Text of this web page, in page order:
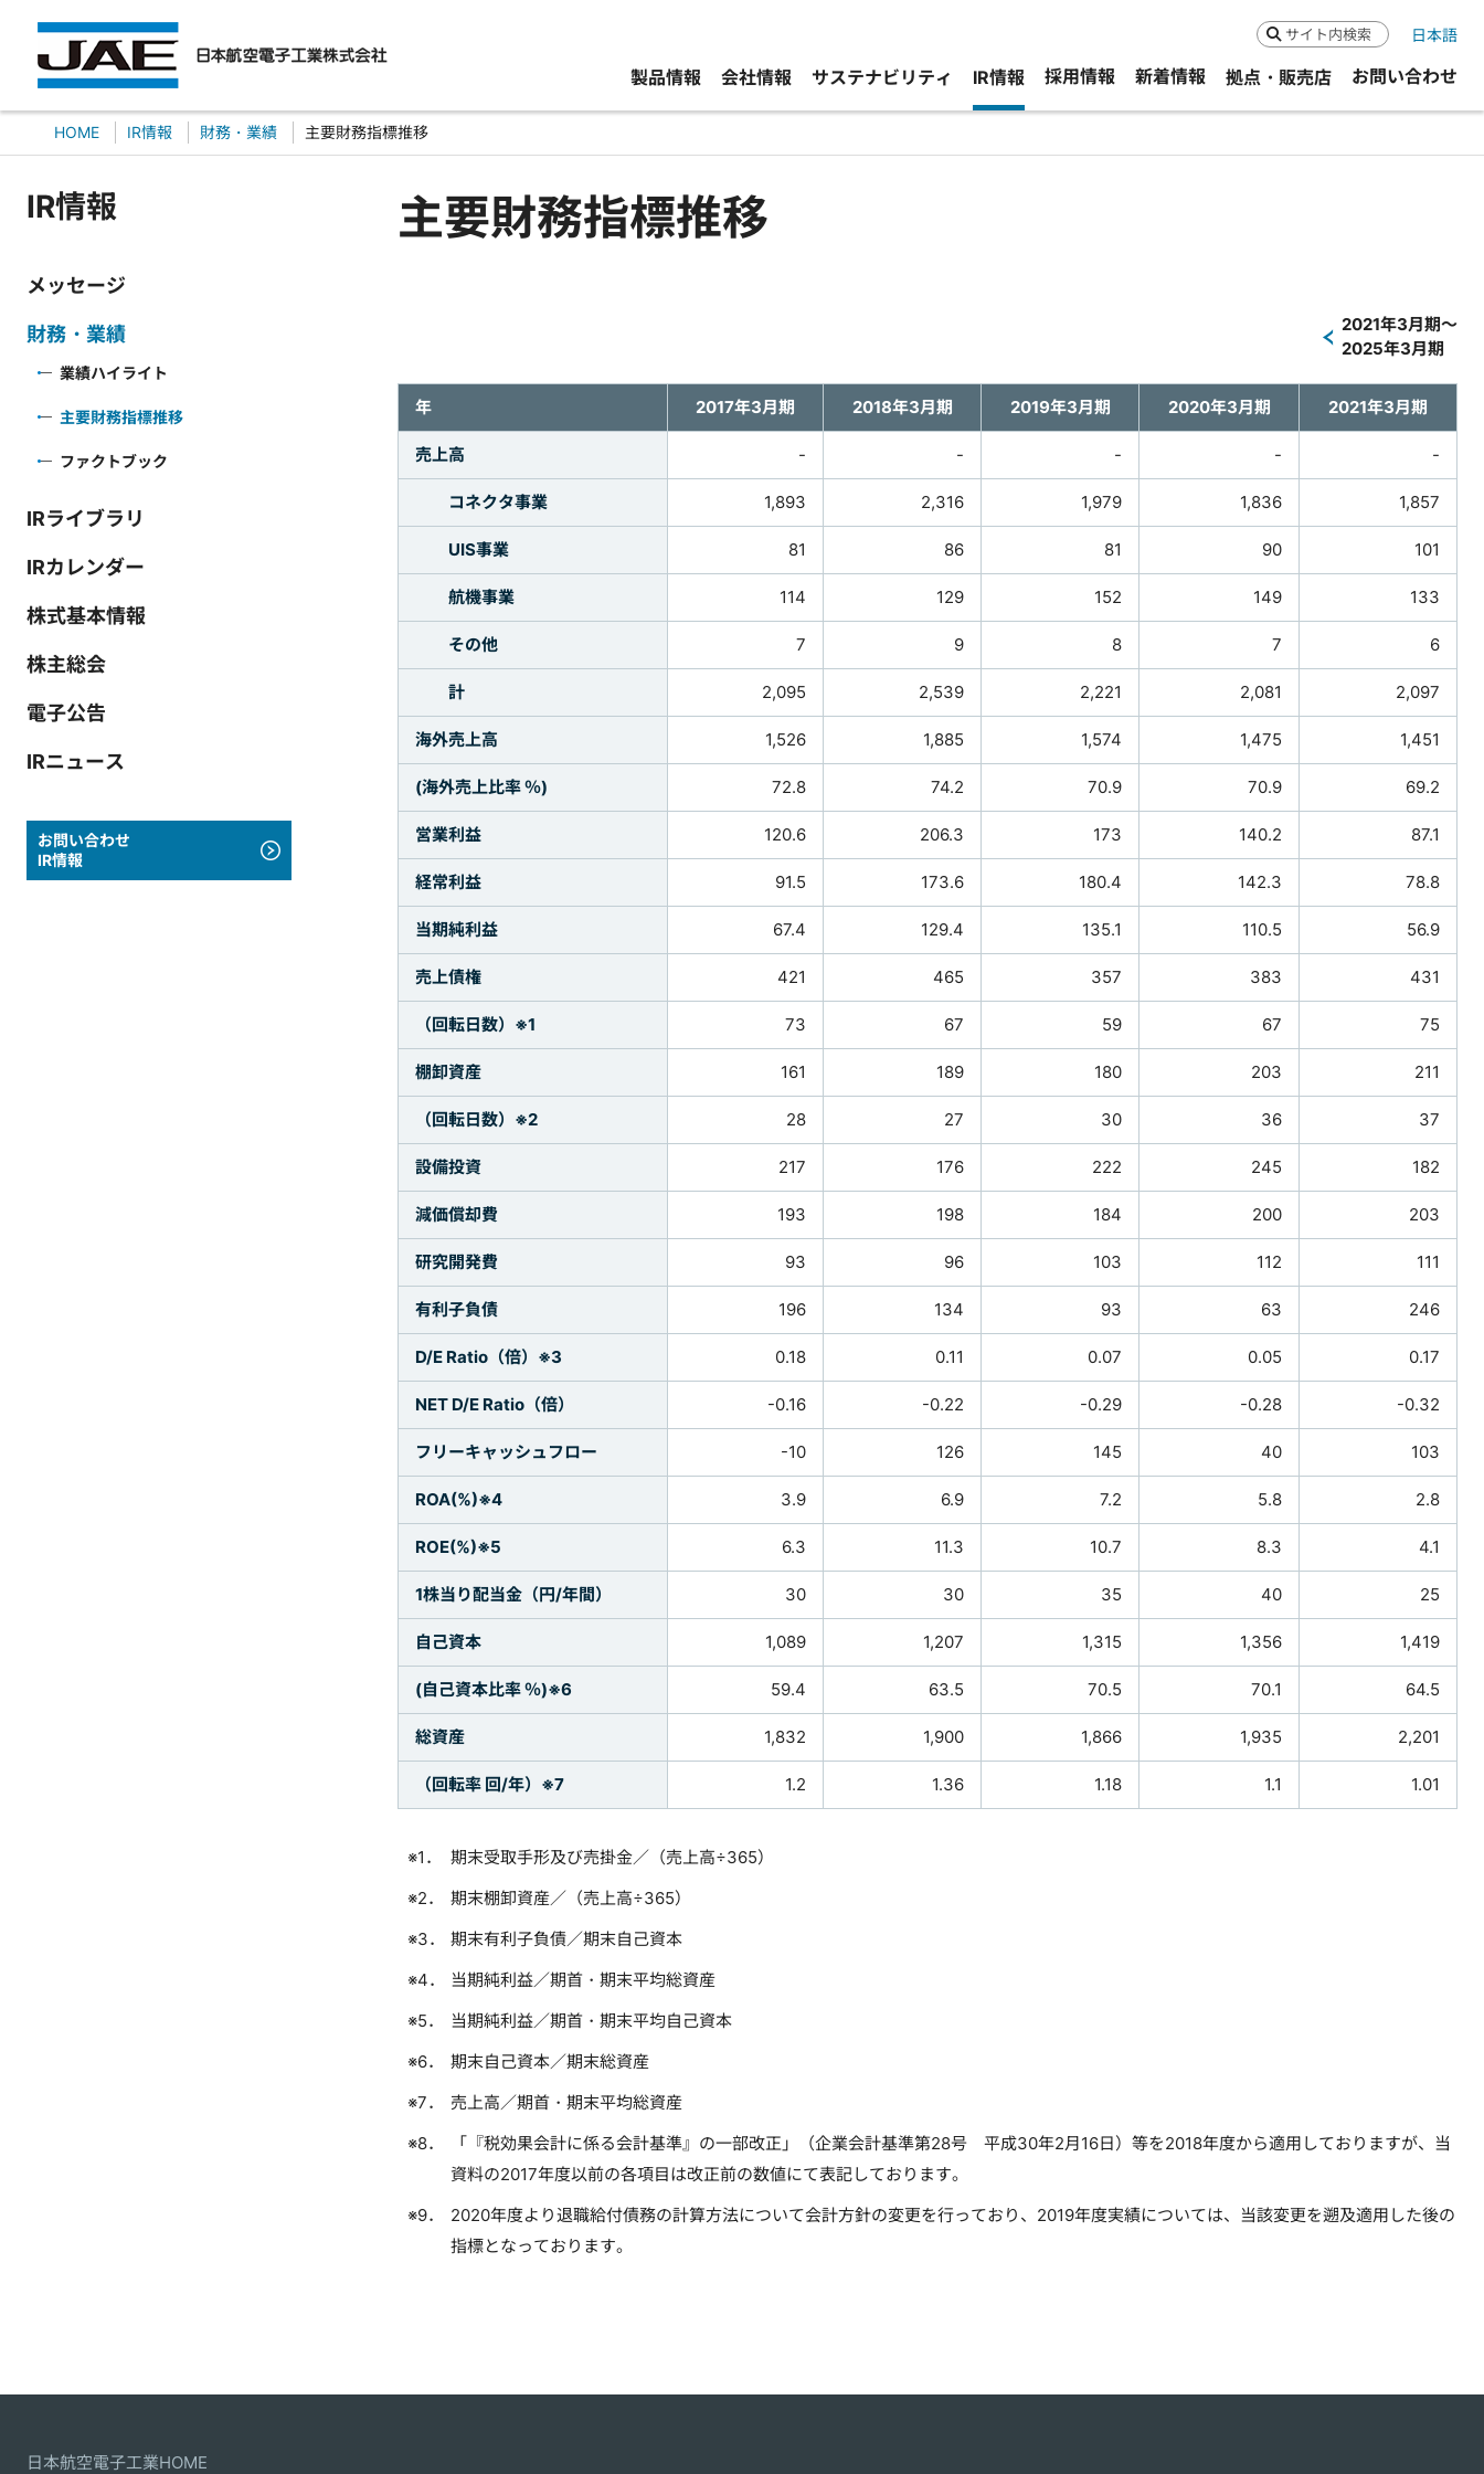
検索 日本語
製品情報 会社情報 サステナビリティ IR情報 採用情報 新着情報 拠点・販売店 お問い合わせ
HOME IR情報 財務・業績 主要財務指標推移
IR情報
メッセージ
財務・業績
業績ハイライト
主要財務指標推移
ファクトブック
IRライブラリ
IRカレンダー
株式基本情報
株主総会
電子公告
IRニュース
お問い合わせ
IR情報
主要財務指標推移
2021年3月期～
2025年3月期
年 2017年3月期 2018年3月期 2019年3月期 2020年3月期 2021年3月期
売上高 - - - - -
コネクタ事業 1,893 2,316 1,979 1,836 1,857
UIS事業 81 86 81 90 101
航機事業 114 129 152 149 133
その他 7 9 8 7 6
計 2,095 2,539 2,221 2,081 2,097
海外売上高 1,526 1,885 1,574 1,475 1,451
(海外売上比率 ％) 72.8 74.2 70.9 70.9 69.2
営業利益 120.6 206.3 173 140.2 87.1
経常利益 91.5 173.6 180.4 142.3 78.8
当期純利益 67.4 129.4 135.1 110.5 56.9
売上債権 421 465 357 383 431
（回転日数）※1 73 67 59 67 75
棚卸資産 161 189 180 203 211
（回転日数）※2 28 27 30 36 37
設備投資 217 176 222 245 182
減価償却費 193 198 184 200 203
研究開発費 93 96 103 112 111
有利子負債 196 134 93 63 246
D/E Ratio（倍）※3 0.18 0.11 0.07 0.05 0.17
NET D/E Ratio（倍） -0.16 -0.22 -0.29 -0.28 -0.32
フリーキャッシュフロー -10 126 145 40 103
ROA(%)※4 3.9 6.9 7.2 5.8 2.8
ROE(%)※5 6.3 11.3 10.7 8.3 4.1
1株当り配当金（円/年間） 30 30 35 40 25
自己資本 1,089 1,207 1,315 1,356 1,419
(自己資本比率 ％)※6 59.4 63.5 70.5 70.1 64.5
総資産 1,832 1,900 1,866 1,935 2,201
（回転率 回/年）※7 1.2 1.36 1.18 1.1 1.01
期末受取手形及び売掛金／（売上高÷365）
期末棚卸資産／（売上高÷365）
期末有利子負債／期末自己資本
当期純利益／期首・期末平均総資産
当期純利益／期首・期末平均自己資本
期末自己資本／期末総資産
売上高／期首・期末平均総資産
「『税効果会計に係る会計基準』の一部改正」（企業会計基準第28号 平成30年2月16日）等を2018年度から適用しておりますが、当
資料の2017年度以前の各項目は改正前の数値にて表記しております。
2020年度より退職給付債務の計算方法について会計方針の変更を行っており、2019年度実績については、当該変更を遡及適用した後の
指標となっております。
日本航空電子工業HOME